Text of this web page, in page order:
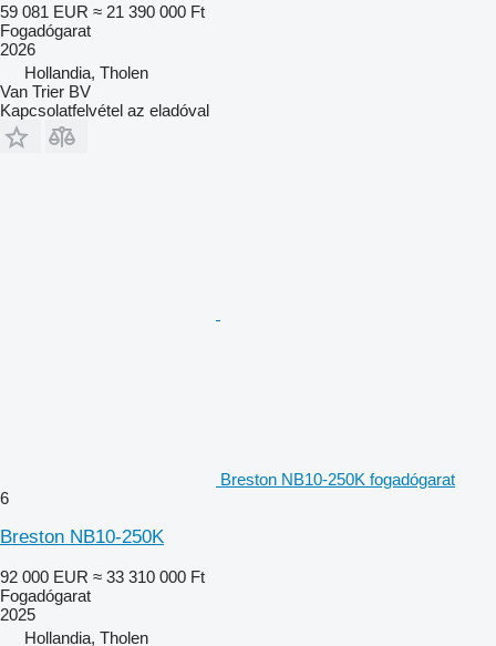
59 081 EUR ≈ 21 390 000 Ft
Fogadógarat
2026
Hollandia, Tholen
Van Trier BV
Kapcsolatfelvétel az eladóval
Breston NB10-250K fogadógarat
6
Breston NB10-250K
92 000 EUR ≈ 33 310 000 Ft
Fogadógarat
2025
Hollandia, Tholen